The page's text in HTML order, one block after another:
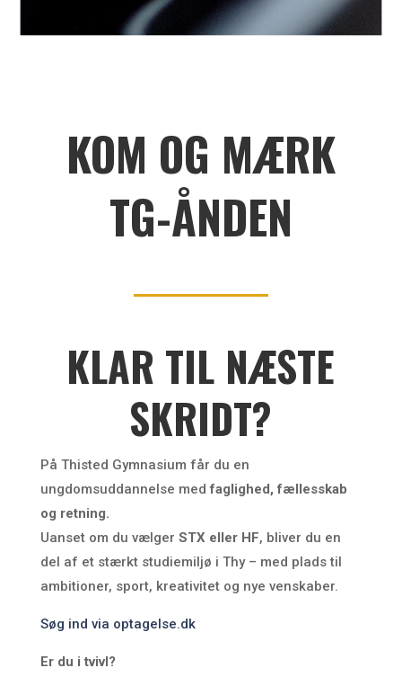
KOM OG MÆRK
TG-ÅNDEN
KLAR TIL NÆSTE
SKRIDT?
På Thisted Gymnasium får du en
ungdomsuddannelse medfaglighed, fællesskab
og retning.
Uanset om du vælger STX eller HF, bliver du en
del af et stærkt studiemiljø i Thy – med plads til
ambitioner, sport, kreativitet og nye venskaber.
Søg ind via optagelse.dk
Er du i tvivl?